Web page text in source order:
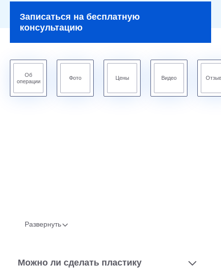
Записаться на бесплатную
консультацию
Об
операции
Фото Цены Видео
Развернуть
Можно ли сделать пластику